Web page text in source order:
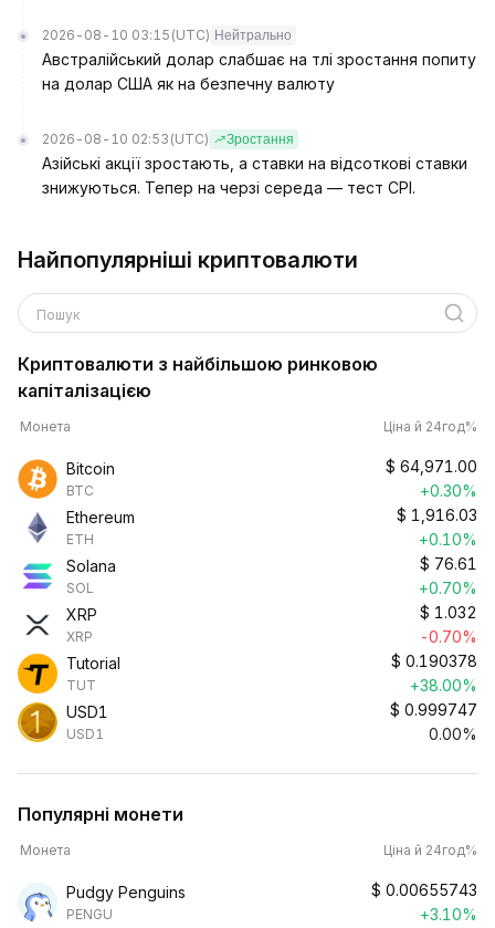
2026-08-10 03:15 (UTC) Нейтрально
Австралійський долар слабшає на тлі зростання попиту
на долар США як на безпечну валюту
2026-08-10 02:53 (UTC) Зростання
Азійські акції зростають, а ставки на відсоткові ставки
знижуються. Тепер на черзі середа — тест CPI.
Найпопулярніші криптовалюти
Пошук
Криптовалюти з найбільшою ринковою
капіталізацією
Монета Ціна й 24год%
Bitcoin
BTC
$ 64,971.00
+0.30%
Ethereum
ETH
$ 1,916.03
+0.10%
Solana
SOL
$ 76.61
+0.70%
XRP
XRP
$ 1.032
-0.70%
Tutorial
TUT
$ 0.190378
+38.00%
USD1
USD1
$ 0.999747
0.00%
Популярні монети
Монета Ціна й 24год%
Pudgy Penguins
PENGU
$ 0.00655743
+3.10%